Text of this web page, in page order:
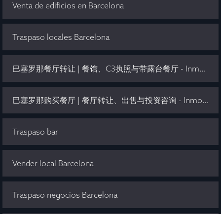
Venta de edificios en Barcelona
Traspaso locales Barcelona
巴塞罗那餐厅转让 | 餐馆、C3执照与带露台餐厅 - Inmo Olaya
巴塞罗那购买餐厅 | 餐厅转让、出售与投资咨询 - Inmo Olaya
Traspaso bar
Vender local Barcelona
Traspaso negocios Barcelona